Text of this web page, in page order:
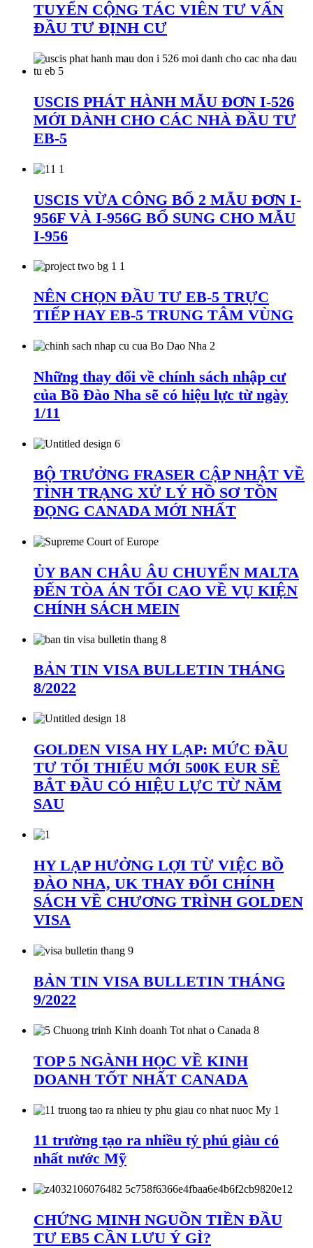
TUYỂN CỘNG TÁC VIÊN TƯ VẤN
ĐẦU TƯ ĐỊNH CƯ
USCIS PHÁT HÀNH MẪU ĐƠN I-526
MỚI DÀNH CHO CÁC NHÀ ĐẦU TƯ
EB-5
USCIS VỪA CÔNG BỐ 2 MẪU ĐƠN I-
956F VÀ I-956G BỔ SUNG CHO MẪU
I-956
NÊN CHỌN ĐẦU TƯ EB-5 TRỰC
TIẾP HAY EB-5 TRUNG TÂM VÙNG
Những thay đổi về chính sách nhập cư
của Bồ Đào Nha sẽ có hiệu lực từ ngày
1/11
BỘ TRƯỞNG FRASER CẬP NHẬT VỀ
TÌNH TRẠNG XỬ LÝ HỒ SƠ TỒN
ĐỌNG CANADA MỚI NHẤT
ỦY BAN CHÂU ÂU CHUYỂN MALTA
ĐẾN TÒA ÁN TỐI CAO VỀ VỤ KIỆN
CHÍNH SÁCH MEIN
BẢN TIN VISA BULLETIN THÁNG
8/2022
GOLDEN VISA HY LẠP: MỨC ĐẦU
TƯ TỐI THIỂU MỚI 500K EUR SẼ
BẮT ĐẦU CÓ HIỆU LỰC TỪ NĂM
SAU
HY LẠP HƯỞNG LỢI TỪ VIỆC BỒ
ĐÀO NHA, UK THAY ĐỔI CHÍNH
SÁCH VỀ CHƯƠNG TRÌNH GOLDEN
VISA
BẢN TIN VISA BULLETIN THÁNG
9/2022
TOP 5 NGÀNH HỌC VỀ KINH
DOANH TỐT NHẤT CANADA
11 trường tạo ra nhiều tỷ phú giàu có
nhất nước Mỹ
CHỨNG MINH NGUỒN TIỀN ĐẦU
TƯ EB5 CẦN LƯU Ý GÌ?